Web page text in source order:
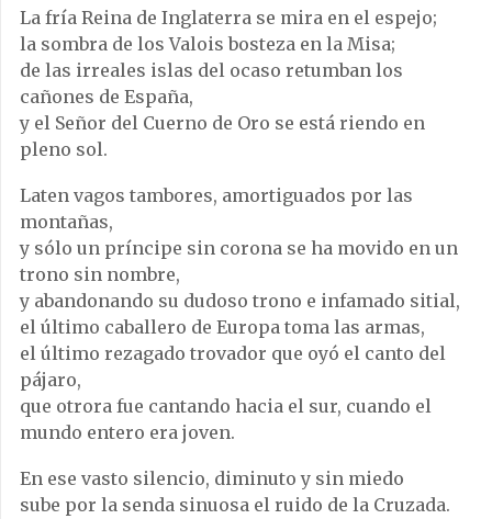
La fría Reina de Inglaterra se mira en el espejo;
la sombra de los Valois bosteza en la Misa;
de las irreales islas del ocaso retumban los
cañones de España,
y el Señor del Cuerno de Oro se está riendo en
pleno sol.
Laten vagos tambores, amortiguados por las
montañas,
y sólo un príncipe sin corona se ha movido en un
trono sin nombre,
y abandonando su dudoso trono e infamado sitial,
el último caballero de Europa toma las armas,
el último rezagado trovador que oyó el canto del
pájaro,
que otrora fue cantando hacia el sur, cuando el
mundo entero era joven.
En ese vasto silencio, diminuto y sin miedo
sube por la senda sinuosa el ruido de la Cruzada.